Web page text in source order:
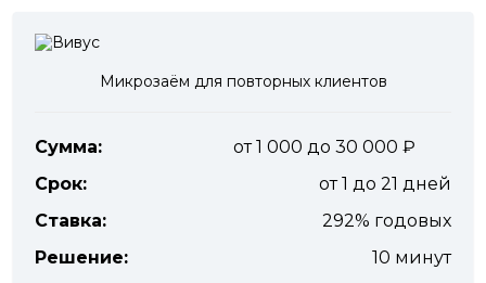
Микрозаём для повторных клиентов
Сумма:
от 1 000 до 30 000
Срок:
от 1 до 21 дней
Ставка:
292% годовых
Решение:
10 минут